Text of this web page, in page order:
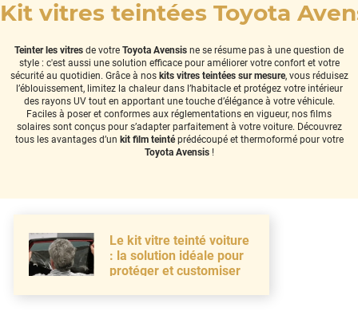
Kit vitres teintées Toyota
Teinter les vitres de votre Toyota Avensis ne se résume pas à une question de
style : c'est aussi une solution efficace pour améliorer votre confort et votre
sécurité au quotidien. Grâce à nos kits vitres teintées sur mesure, vous réduisez
l’éblouissement, limitez la chaleur dans l’habitacle et protégez votre intérieur
des rayons UV tout en apportant une touche d’élégance à votre véhicule.
Faciles à poser et conformes aux réglementations en vigueur, nos films
solaires sont conçus pour s’adapter parfaitement à votre voiture. Découvrez
tous les avantages d’un kit film teintéprédécoupé et thermoformé pour votre
Toyota Avensis!
Le kit vitre teinté voiture
: la solution idéale pour
protéger et customiser